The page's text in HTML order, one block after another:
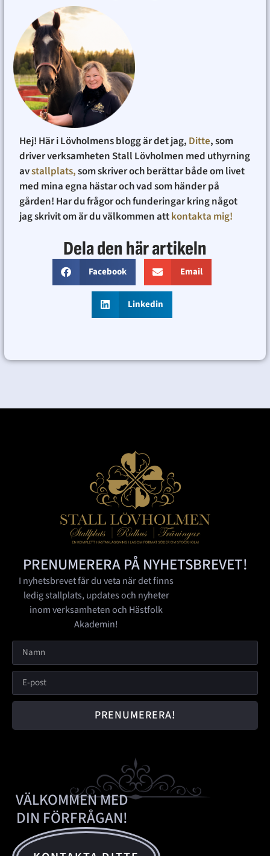
Hej! Här i Lövholmens blogg är det jag, Ditte, som
driver verksamheten Stall Lövholmen med uthyrning
avstallplats,som skriver och berättar både om livet
med mina egna hästar och vad som händer på
gården! Har du frågor och funderingar kring något
jag skrivit om är du välkommen attkontakta mig!
Dela den här artikeln
Facebook Email
Linkedin
VÄLKOMMEN MED
DIN FÖRFRÅGAN!
PRENUMERERA PÅ NYHETSBREVET!
I nyhetsbrevet får du veta när det finns
ledig stallplats, updates och nyheter
inom verksamheten och Hästfolk
Akademin!
PRENUMERERA!